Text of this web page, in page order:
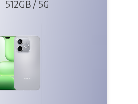
45W
512GB / 5G